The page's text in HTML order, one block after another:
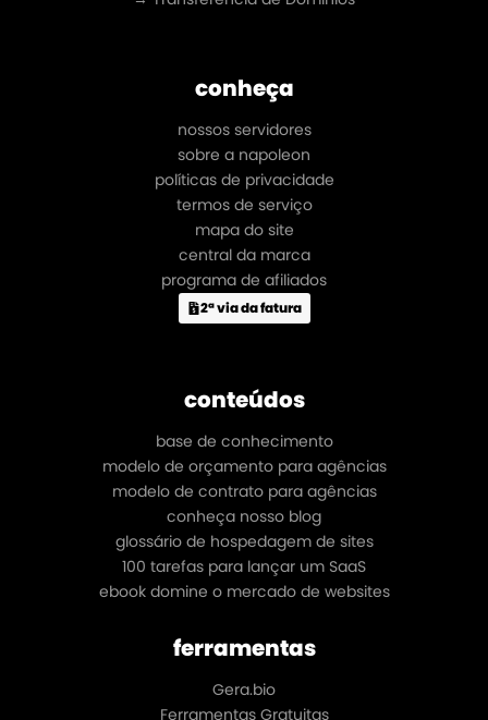
conheça
nossos servidores
sobre a napoleon
políticas de privacidade
termos de serviço
mapa do site
central da marca
programa de afiliados
2ª via da fatura
conteúdos
base de conhecimento
modelo de orçamento para agências
modelo de contrato para agências
conheça nosso blog
glossário de hospedagem de sites
100 tarefas para lançar um SaaS
ebook domine o mercado de websites
ferramentas
Gera.bio
Ferramentas Gratuitas